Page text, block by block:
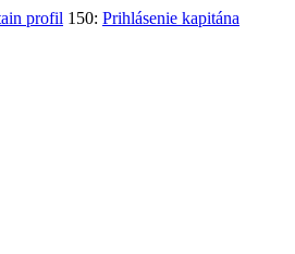
profil 150: Prihlásenie kapitána